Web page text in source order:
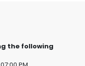
the following